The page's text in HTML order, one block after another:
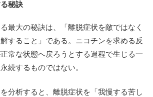
秘訣
最大の秘訣は、「離脱症状を敵ではなく
すること」である。ニコチンを求める反
常な状態へ戻ろうとする過程で生じる一
続するものではない。
分析すると、離脱症状を「我慢する苦し